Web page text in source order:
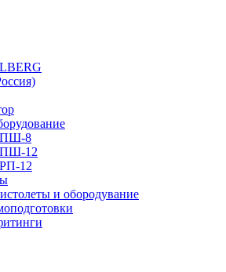
ПШ-8
ПШ-12
12
и обородувание